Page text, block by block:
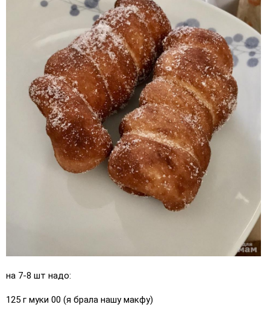
на 7-8 шт надо:
125 г муки 00 (я брала нашу макфу)